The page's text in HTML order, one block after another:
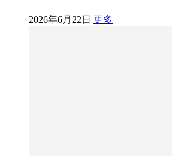
2026年6月22日 更多